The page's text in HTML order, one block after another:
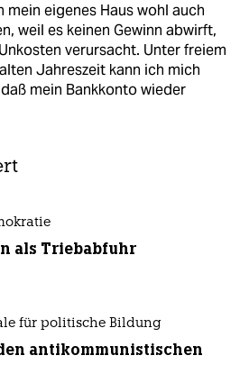
mein eigenes Haus wohl auch
weil es keinen Gewinn abwirft,
verursacht. Unter freiem
Jahreszeit kann ich mich
mein Bankkonto wieder
als Triebabfuhr
für politische Bildung
antikommunistischen